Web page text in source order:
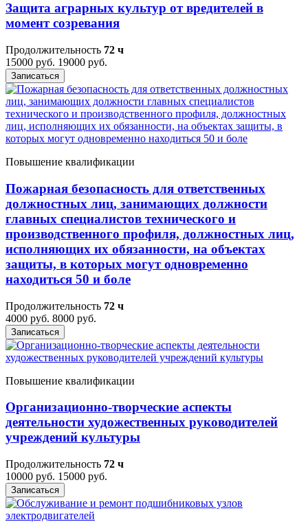
Защита аграрных культур от вредителей в
момент созревания
Продолжительность 72 ч
15000 руб. 19000 руб.
Записаться
Повышение квалификации
Пожарная безопасность для ответственных
должностных лиц, занимающих должности
главных специалистов технического и
производственного профиля, должностных лиц,
исполняющих их обязанности, на объектах
защиты, в которых могут одновременно
находиться 50 и боле
Продолжительность 72 ч
4000 руб. 8000 руб.
Записаться
Повышение квалификации
Организационно-творческие аспекты
деятельности художественных руководителей
учреждений культуры
Продолжительность 72 ч
10000 руб. 15000 руб.
Записаться